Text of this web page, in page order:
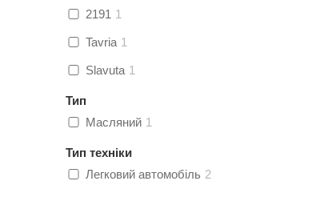
2191 1
Tavria 1
Slavuta 1
Тип
Масляний 1
Тип техніки
Легковий автомобіль 2